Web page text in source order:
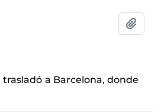
trasladó a Barcelona, donde